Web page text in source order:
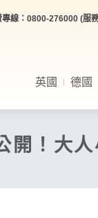
專線：0800-276000 (服
英國 德國
開！大